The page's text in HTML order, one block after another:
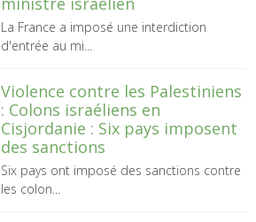
La France a imposé une interdiction
d'entrée au mi...
Violence contre les Palestiniens
: Colons israéliens en
Cisjordanie : Six pays imposent
des sanctions
Six pays ont imposé des sanctions contre
les colon...